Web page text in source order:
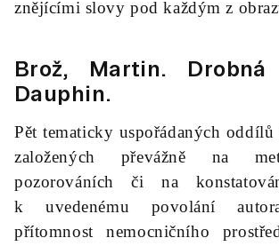
znějícími slovy pod každým z
Brož, Martin.
Dauphin.
Pět tematicky uspořádaných oddílů
založených převážně na
pozorováních či na
k uvedenému povolání
přítomnost nemocničního